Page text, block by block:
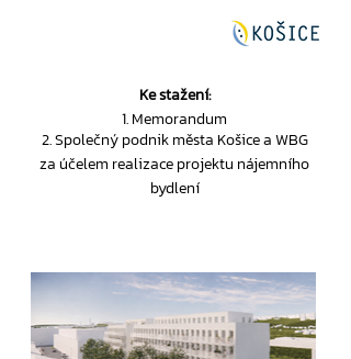
Ke stažení:
1. Memorandum
2. Společný podnik města Košice a WBG
za účelem realizace projektu nájemního
bydlení